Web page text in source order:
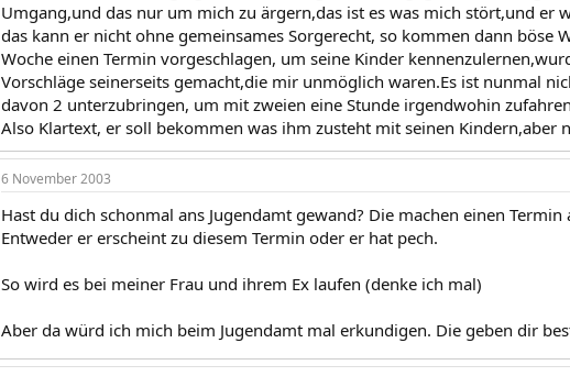
Umgang,und das nur um mich zu ärgern,das ist es was mich stört,und er
das kann er nicht ohne gemeinsames Sorgerecht, so kommen dann böse
Woche einen Termin vorgeschlagen, um seine Kinder
Vorschläge seinerseits gemacht,die mir unmöglich waren.Es ist nunmal
davon 2 unterzubringen, um mit zweien eine Stunde irgendwohin
Also Klartext, er soll bekommen was ihm zusteht mit seinen Kindern,aber
6 November 2003
Hast du dich schonmal ans Jugendamt gewand? Die machen einen Termin
Entweder er erscheint zu diesem Termin oder er hat pech.
So wird es bei meiner Frau und ihrem Ex laufen (denke ich mal)
Aber da würd ich mich beim Jugendamt mal erkundigen. Die geben dir